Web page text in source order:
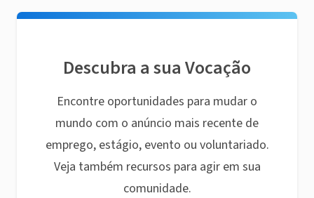
Descubra a sua Vocação
Encontre oportunidades para mudar o
mundo com o anúncio mais recente de
emprego, estágio, evento ou voluntariado.
Veja também recursos para agir em sua
comunidade.